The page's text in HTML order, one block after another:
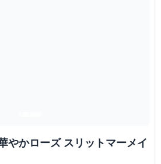
やかローズ スリットマーメイ